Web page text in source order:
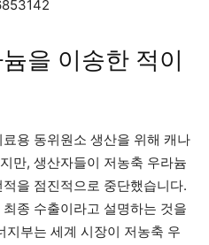
을 이송한 적이
용 동위원소 생산을 위해 캐나
만, 생산자들이 저농축 우라늄
을 점진적으로 중단했습니다.
종 수출이라고 설명하는 것을
부는 세계 시장이 저농축 우